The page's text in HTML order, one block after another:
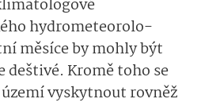
hydrometeorolo­
měsíce by mohly být
deštivé. Kromě toho se
vyskytnout rovněž